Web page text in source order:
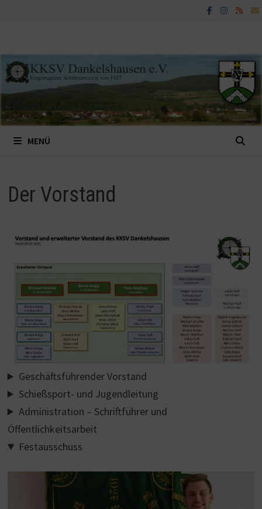
MENÜ
Der Vorstand
Geschäftsführender Vorstand
Schießsport- und Jugendleitung
Administration – Schriftführer und
Öffentlichkeitsarbeit
Festausschuss